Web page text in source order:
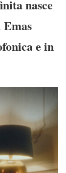
nasce
e in